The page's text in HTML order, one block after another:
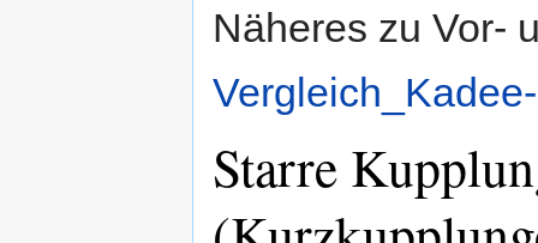
Näheres zu Vor-
Starre